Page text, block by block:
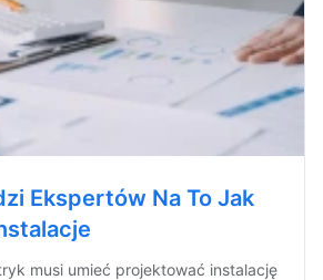
Ekspertów Na To Jak
musi umieć projektować instalację